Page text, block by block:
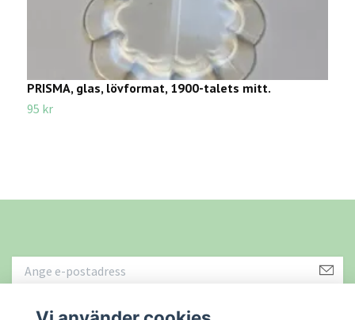
PRISMA, glas, lövformat, 1900-talets mitt.
95 kr